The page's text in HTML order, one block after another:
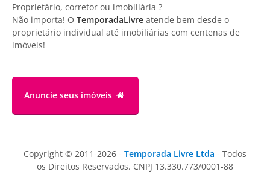
Proprietário, corretor ou imobiliária ?
Não importa! O TemporadaLivre atende bem desde o
proprietário individual até imobiliárias com centenas de
imóveis!
Anuncie seus imóveis
Copyright © 2011-2026 - Temporada Livre Ltda - Todos
os Direitos Reservados. CNPJ 13.330.773/0001-88